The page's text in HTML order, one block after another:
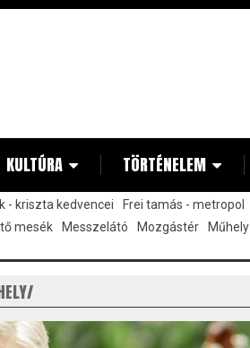
KULTÚRA TÖRTÉNELEM
- kriszta kedvencei Frei tamás - metropol
mesék Messzelátó Mozgástér Műhely